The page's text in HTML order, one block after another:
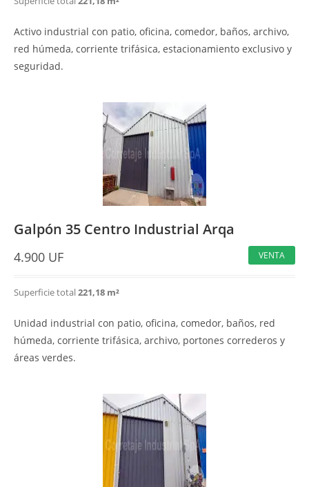
Activo industrial con patio, oficina, comedor, baños, archivo,
red húmeda, corriente trifásica, estacionamiento exclusivo y
seguridad.
Galpón 35 Centro Industrial Arqa
4.900 UF VENTA
Superficie total221,18 m²
Unidad industrial con patio, oficina, comedor, baños, red
húmeda, corriente trifásica, archivo, portones correderos y
áreas verdes.